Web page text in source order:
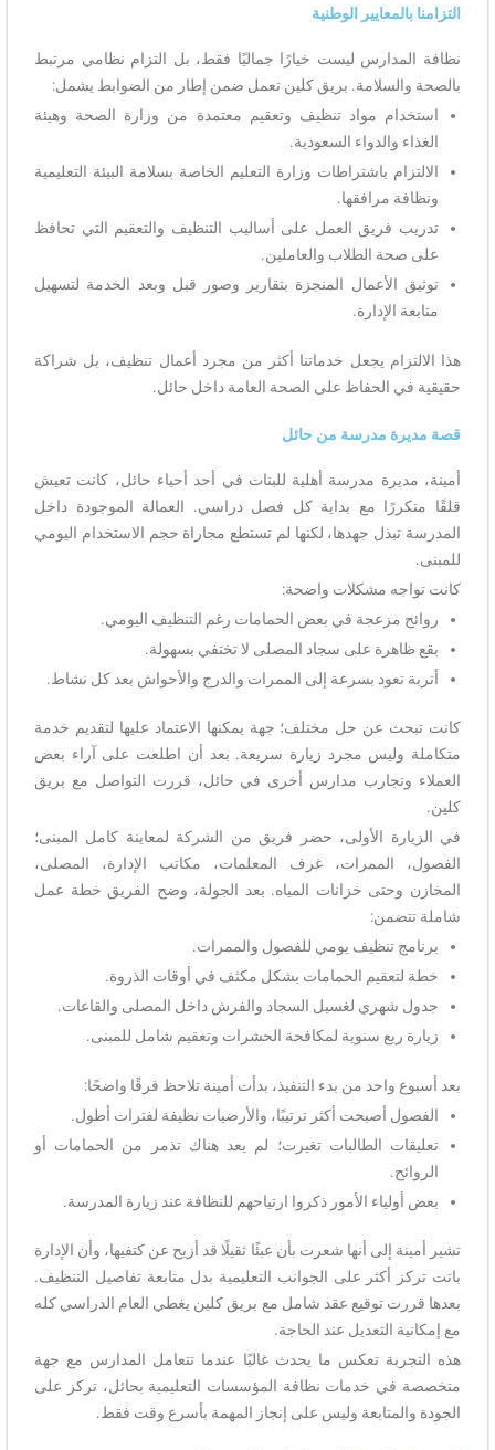
التزامنا بالمعايير الوطنية
نظافة المدارس ليست خيارًا جماليًا فقط، بل التزام نظامي مرتبط
بالصحة والسلامة. بريق كلين تعمل ضمن إطار من الضوابط يشمل:
استخدام مواد تنظيف وتعقيم معتمدة من وزارة الصحة وهيئة
الغذاء والدواء السعودية.
الالتزام باشتراطات وزارة التعليم الخاصة بسلامة البيئة التعليمية
ونظافة مرافقها.
تدريب فريق العمل على أساليب التنظيف والتعقيم التي تحافظ
على صحة الطلاب والعاملين.
توثيق الأعمال المنجزة بتقارير وصور قبل وبعد الخدمة لتسهيل
متابعة الإدارة.
هذا الالتزام يجعل خدماتنا أكثر من مجرد أعمال تنظيف، بل شراكة
حقيقية في الحفاظ على الصحة العامة داخل حائل.
قصة مديرة مدرسة من حائل
أمينة، مديرة مدرسة أهلية للبنات في أحد أحياء حائل، كانت تعيش
قلقًا متكررًا مع بداية كل فصل دراسي. العمالة الموجودة داخل
المدرسة تبذل جهدها، لكنها لم تستطع مجاراة حجم الاستخدام اليومي
للمبنى.
كانت تواجه مشكلات واضحة:
روائح مزعجة في بعض الحمامات رغم التنظيف اليومي.
بقع ظاهرة على سجاد المصلى لا تختفي بسهولة.
أتربة تعود بسرعة إلى الممرات والدرج والأحواش بعد كل نشاط.
كانت تبحث عن حل مختلف؛ جهة يمكنها الاعتماد عليها لتقديم خدمة
متكاملة وليس مجرد زيارة سريعة. بعد أن اطلعت على آراء بعض
العملاء وتجارب مدارس أخرى في حائل، قررت التواصل مع بريق
كلين.
في الزيارة الأولى، حضر فريق من الشركة لمعاينة كامل المبنى؛
الفصول، الممرات، غرف المعلمات، مكاتب الإدارة، المصلى،
المخازن وحتى خزانات المياه. بعد الجولة، وضح الفريق خطة عمل
شاملة تتضمن:
برنامج تنظيف يومي للفصول والممرات.
خطة لتعقيم الحمامات بشكل مكثف في أوقات الذروة.
جدول شهري لغسيل السجاد والفرش داخل المصلى والقاعات.
زيارة ربع سنوية لمكافحة الحشرات وتعقيم شامل للمبنى.
بعد أسبوع واحد من بدء التنفيذ، بدأت أمينة تلاحظ فرقًا واضحًا:
الفصول أصبحت أكثر ترتيبًا، والأرضيات نظيفة لفترات أطول.
تعليقات الطالبات تغيرت؛ لم يعد هناك تذمر من الحمامات أو
الروائح.
بعض أولياء الأمور ذكروا ارتياحهم للنظافة عند زيارة المدرسة.
تشير أمينة إلى أنها شعرت بأن عبئًا ثقيلًا قد أزيح عن كتفيها، وأن الإدارة
باتت تركز أكثر على الجوانب التعليمية بدل متابعة تفاصيل التنظيف.
بعدها قررت توقيع عقد شامل مع بريق كلين يغطي العام الدراسي كله
مع إمكانية التعديل عند الحاجة.
هذه التجربة تعكس ما يحدث غالبًا عندما تتعامل المدارس مع جهة
متخصصة في خدمات نظافة المؤسسات التعليمية بحائل، تركز على
الجودة والمتابعة وليس على إنجاز المهمة بأسرع وقت فقط.